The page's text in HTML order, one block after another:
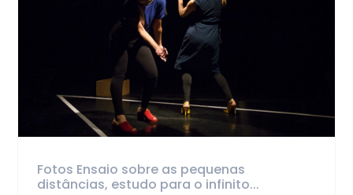
Fotos Ensaio sobre as pequenas
distâncias, estudo para o infinito...